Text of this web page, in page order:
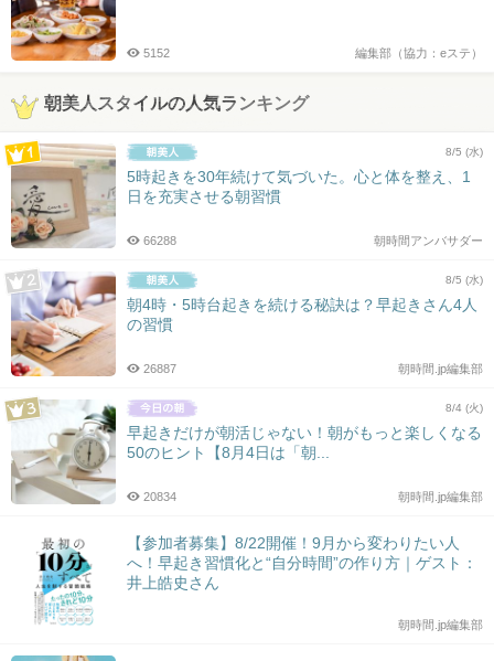
編集部（協力：eステ）
5152
朝美人スタイルの人気ランキング
8/5 (水)
5時起きを30年続けて気づいた。心と体を整え、1
日を充実させる朝習慣
朝時間アンバサダー
66288
8/5 (水)
朝4時・5時台起きを続ける秘訣は？早起きさん4人
の習慣
朝時間.jp編集部
26887
8/4 (火)
早起きだけが朝活じゃない！朝がもっと楽しくなる
50のヒント【8月4日は「朝...
朝時間.jp編集部
20834
【参加者募集】8/22開催！9月から変わりたい人
へ！早起き習慣化と“自分時間”の作り方｜ゲスト：
井上皓史さん
朝時間.jp編集部